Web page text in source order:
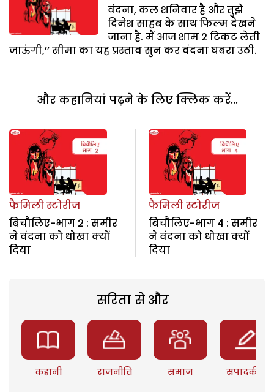
वंदना, कल शनिवार है और तुझे
दिनेश साहब के साथ फिल्म देखने
जाना है. मैं आज शाम 2 टिकट लेती
जाऊंगी,’’ सीमा का यह प्रस्ताव सुन कर वंदना घबरा उठी.
और कहानियां पढ़ने के लिए क्लिक करें...
फैमिली स्टोरीज
बिचौलिए-भाग 2 : समीर
ने वंदना को धोखा क्यों
दिया
फैमिली स्टोरीज
बिचौलिए-भाग 4 : समीर
ने वंदना को धोखा क्यों
दिया
सरिता से और
कहानी राजनीति समाज संपादकीय